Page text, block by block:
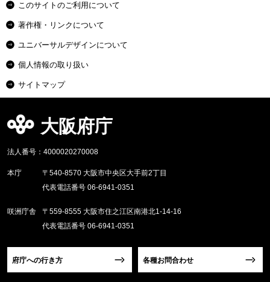
このサイトのご利用について
著作権・リンクについて
ユニバーサルデザインについて
個人情報の取り扱い
サイトマップ
大阪府庁
法人番号：4000020270008
本庁
〒540-8570 大阪市中央区大手前2丁目
代表電話番号 06-6941-0351
咲洲庁舎
〒559-8555 大阪市住之江区南港北1-14-16
代表電話番号 06-6941-0351
府庁への行き方 各種お問合わせ